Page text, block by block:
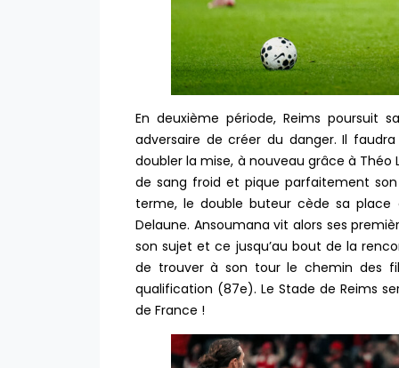
En deuxième période, Reims
adversaire de créer du danger. Il
doubler la mise, à nouveau grâce à Théo
de sang froid et pique parfaitement
terme, le double buteur cède sa place
Delaune. Ansoumana vit alors ses
son sujet et ce jusqu’au bout de la
de trouver à son tour le chemin des
qualification (87e). Le Stade de Reims
de France !